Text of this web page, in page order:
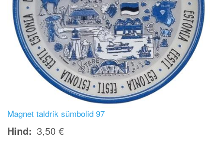
Magnet taldrik sümbolid 97
Hind 3,50 €